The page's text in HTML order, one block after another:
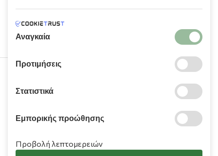
210 9709 100
υπηρεσιών τους.
Αναγκαία
Προτιμήσεις
Στατιστικά
Εμπορικής προώθησης
Προβολή λεπτομερειών